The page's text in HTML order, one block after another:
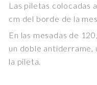
Las piletas colocadas
cm del borde de la
En las mesadas de
un doble antiderrame,
la pileta.